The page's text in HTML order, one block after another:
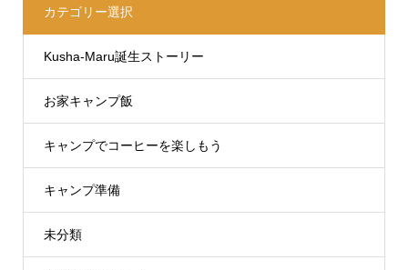
カテゴリー選択
Kusha-Maru誕生ストーリー
お家キャンプ飯
キャンプでコーヒーを楽しもう
キャンプ準備
未分類